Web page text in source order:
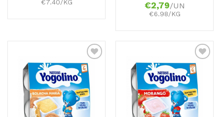
€7.40/KG
€2,79/UN
€6.98/KG
Adicionar
aos
Favoritos
Adicionar
aos
Favoritos